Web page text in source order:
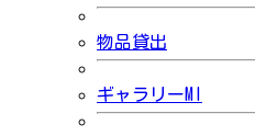
物品貸出
ギャラリーMI